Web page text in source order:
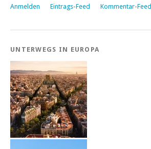
Anmelden Eintrags-Feed Kommentar-Feed
UNTERWEGS IN EUROPA